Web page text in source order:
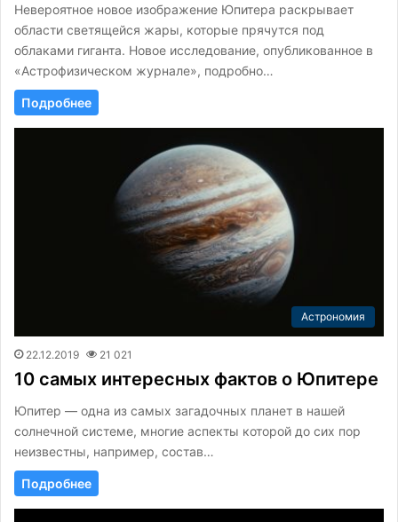
Невероятное новое изображение Юпитера раскрывает
области светящейся жары, которые прячутся под
облаками гиганта. Новое исследование, опубликованное в
«Астрофизическом журнале», подробно…
Подробнее
Астрономия
22.12.2019 21 021
10 самых интересных фактов о Юпитере
Юпитер — одна из самых загадочных планет в нашей
солнечной системе, многие аспекты которой до сих пор
неизвестны, например, состав…
Подробнее